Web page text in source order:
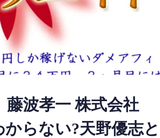
波孝一 株式会社
らない?天野優志と